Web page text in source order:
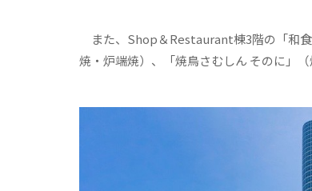
また、Shop＆Restaurant棟3階の「和食
焼・炉端焼）、「焼鳥さむしん そのに」（